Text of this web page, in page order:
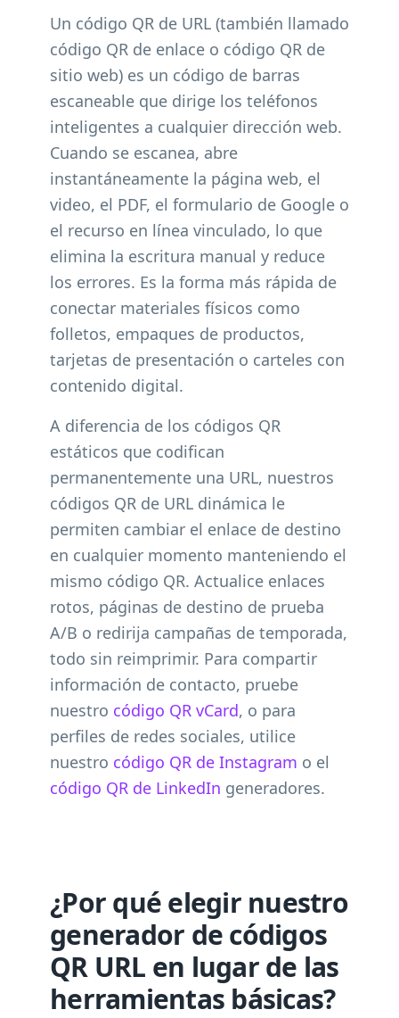
Un código QR de URL (también llamado
código QR de enlace o código QR de
sitio web) es un código de barras
escaneable que dirige los teléfonos
inteligentes a cualquier dirección web.
Cuando se escanea, abre
instantáneamente la página web, el
video, el PDF, el formulario de Google o
el recurso en línea vinculado, lo que
elimina la escritura manual y reduce
los errores. Es la forma más rápida de
conectar materiales físicos como
folletos, empaques de productos,
tarjetas de presentación o carteles con
contenido digital.
A diferencia de los códigos QR
estáticos que codifican
permanentemente una URL, nuestros
códigos QR de URL dinámica le
permiten cambiar el enlace de destino
en cualquier momento manteniendo el
mismo código QR. Actualice enlaces
rotos, páginas de destino de prueba
A/B o redirija campañas de temporada,
todo sin reimprimir. Para compartir
información de contacto, pruebe
nuestro código QR vCard, o para
perfiles de redes sociales, utilice
nuestro código QR de Instagram o el
código QR de LinkedIn generadores.
¿Por qué elegir nuestro
generador de códigos
QR URL en lugar de las
herramientas básicas?